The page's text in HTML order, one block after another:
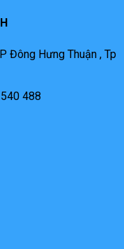
Đông Hưng Thuận , Tp
488